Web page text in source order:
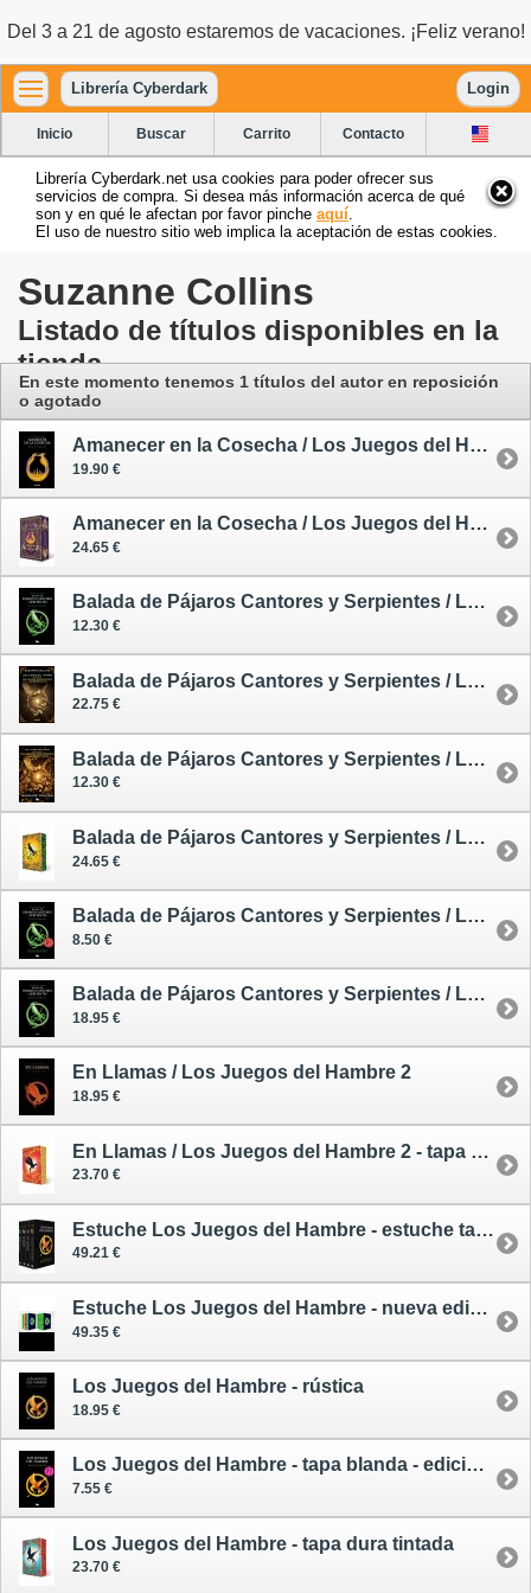
Del 3 a 21 de agosto estaremos de vacaciones. ¡Feliz verano!
Librería Cyberdark Login
Inicio Buscar Carrito Contacto
Librería Cyberdark.net usa cookies para poder ofrecer sus
servicios de compra. Si desea más información acerca de qué
son y en qué le afectan por favor pinche aquí
El uso de nuestro sitio web implica la aceptación de estas cookies.
Suzanne Collins
Listado de títulos disponibles en la
tienda
En este momento tenemos 1 títulos del autor en reposición
o agotado
Amanecer en la Cosecha / Los Juegos del Hambre 4 - rústica
19.90 €
Amanecer en la Cosecha / Los Juegos del Hambre 4 - edición limitada
24.65 €
Balada de Pájaros Cantores y Serpientes / Los Juegos del Hambre. Precuela - tapa blanda
12.30 €
Balada de Pájaros Cantores y Serpientes / Los Juegos del Hambre. Precuela - edición especial coleccionistas
22.75 €
Balada de Pájaros Cantores y Serpientes / Los Juegos del Hambre. Precuela - edición película
12.30 €
Balada de Pájaros Cantores y Serpientes / Los Juegos del Hambre. Precuela - tapa dura tintada
24.65 €
Balada de Pájaros Cantores y Serpientes / Los Juegos del Hambre. Precuela - tapa blanda - edición limitada
8.50 €
Balada de Pájaros Cantores y Serpientes / Los Juegos del Hambre. Precuela - rústica
18.95 €
En Llamas / Los Juegos del Hambre 2
18.95 €
En Llamas / Los Juegos del Hambre 2 - tapa dura tintada
23.70 €
Estuche Los Juegos del Hambre - estuche tapa blanda
49.21 €
Estuche Los Juegos del Hambre - nueva edición
49.35 €
Los Juegos del Hambre - rústica
18.95 €
Los Juegos del Hambre - tapa blanda - edición limitada
7.55 €
Los Juegos del Hambre - tapa dura tintada
23.70 €